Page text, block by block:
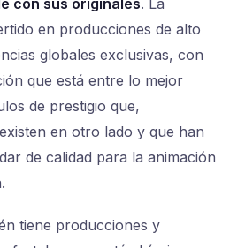
en producciones de alto
globales exclusivas, con
que está entre lo mejor
de prestigio que,
en otro lado y que han
de calidad para la animación
tiene producciones y